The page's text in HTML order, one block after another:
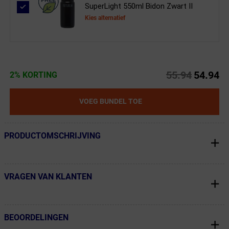
SuperLight 550ml Bidon Zwart II
Kies alternatief
2% KORTING 55.94 54.94
VOEG BUNDEL TOE
← Terug naar productnavigatie
PRODUCTOMSCHRIJVING
← Terug naar productnavigatie
VRAGEN VAN KLANTEN
← Terug naar productnavigatie
BEOORDELINGEN